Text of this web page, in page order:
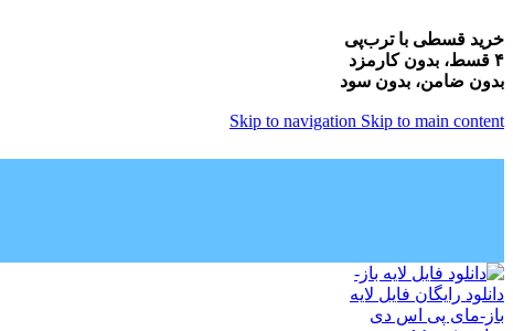
خرید قسطی با ترب‌پی
۴ قسط، بدون کارمزد
بدون ضامن، بدون سود
Skip to navigation Skip to main content